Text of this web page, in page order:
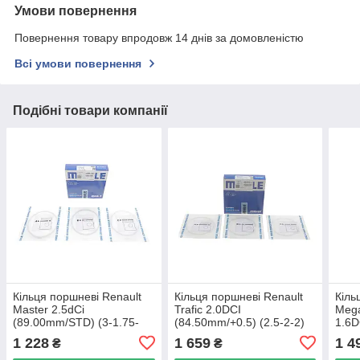
Умови повернення
Повернення товару впродовж 14 днів за домовленістю
Всі умови повернення
Подібні товари компанії
Кільця поршневі Renault
Master 2.5dCi
(89.00mm/STD) (3-1.75-
UA62
1 228 ₴
Кільця поршневі Renault
Trafic 2.0DCI
(84.50mm/+0.5) (2.5-2-2)
MAHLE 021 RS 00113 0N2
UA62
1 659₴ 1